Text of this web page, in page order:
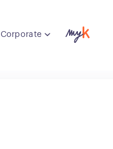
Corporate